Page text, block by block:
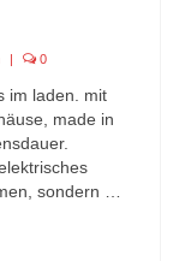
| 0
im laden. mit
made in
sondern …